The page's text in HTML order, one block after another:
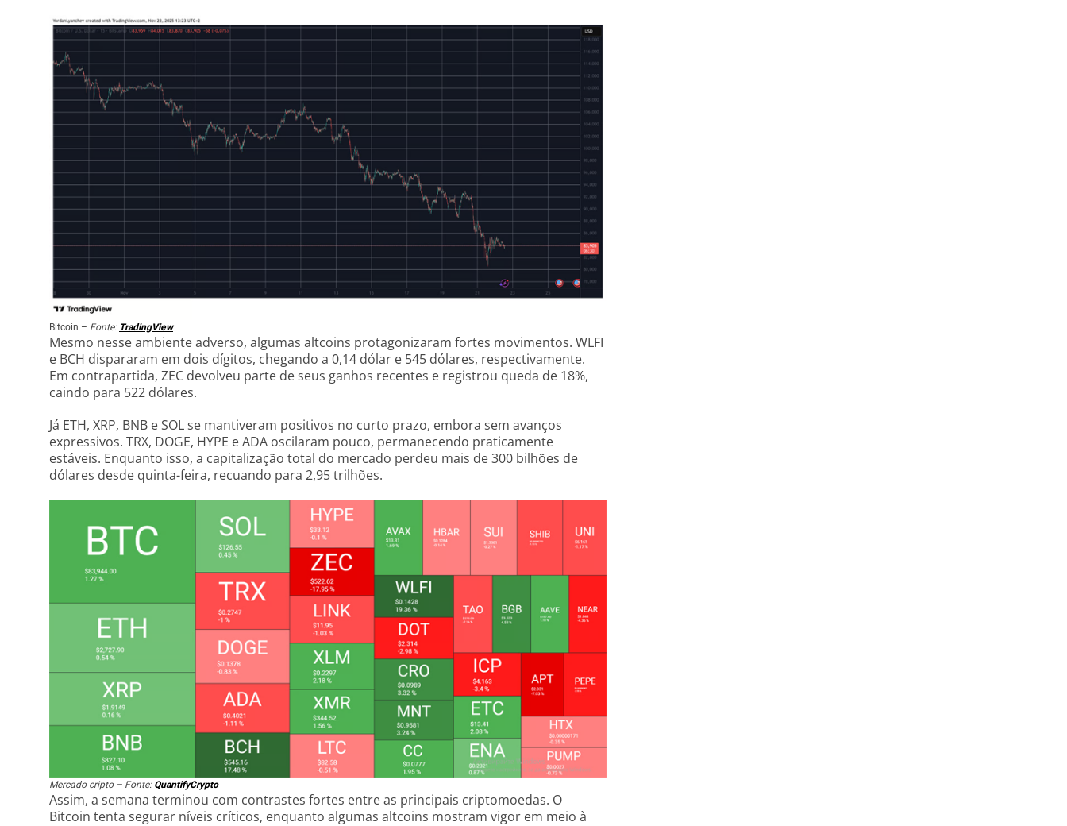
Bitcoin – Fonte: TradingView
Mesmo nesse ambiente adverso, algumas altcoins protagonizaram fortes movimentos. WLFI
e BCH dispararam em dois dígitos, chegando a 0,14 dólar e 545 dólares, respectivamente.
Em contrapartida, ZEC devolveu parte de seus ganhos recentes e registrou queda de 18%,
caindo para 522 dólares.
Já ETH, XRP, BNB e SOL se mantiveram positivos no curto prazo, embora sem avanços
expressivos. TRX, DOGE, HYPE e ADA oscilaram pouco, permanecendo praticamente
estáveis. Enquanto isso, a capitalização total do mercado perdeu mais de 300 bilhões de
dólares desde quinta-feira, recuando para 2,95 trilhões.
Mercado cripto – Fonte:QuantifyCrypto
Assim, a semana terminou com contrastes fortes entre as principais criptomoedas. O
Bitcoin tenta segurar níveis críticos, enquanto algumas altcoins mostram vigor em meio à